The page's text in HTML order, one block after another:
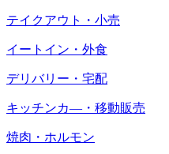
テイクアウト・小売
イートイン・外食
デリバリー・宅配
キッチンカ―・移動販売
焼肉・ホルモン